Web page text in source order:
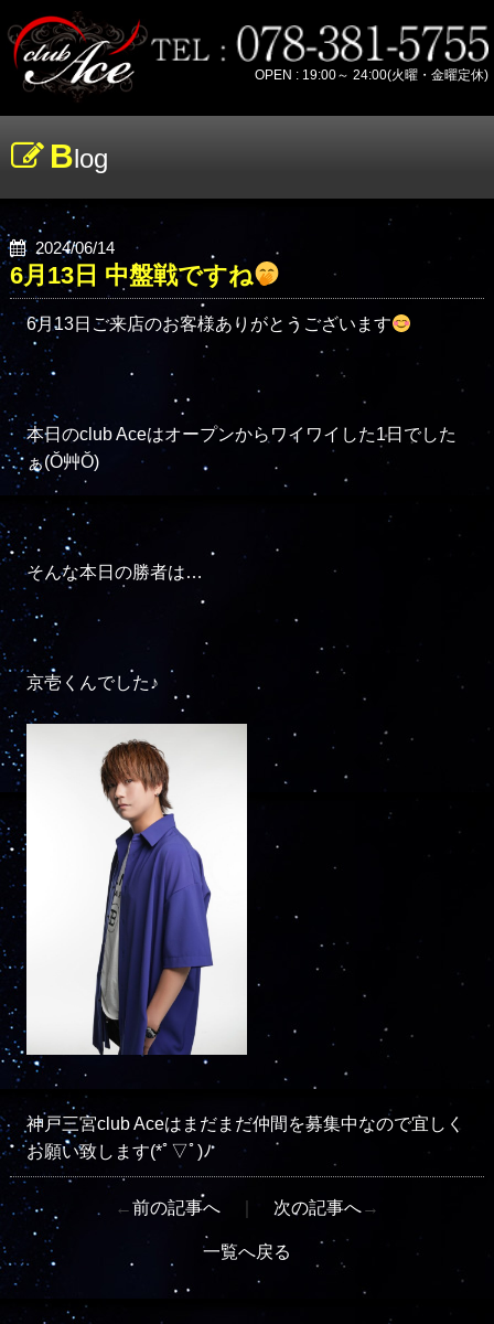
OPEN : 19:00～ 24:00(火曜・金曜定休)
Blog
2024/06/14
6月13日 中盤戦ですね
6月13日ご来店のお客様ありがとうございます
本日のclub Aceはオープンからワイワイした1日でした
ぁ(Ŏ艸Ŏ)
そんな本日の勝者は…
京壱くんでした♪
神戸三宮club Aceはまだまだ仲間を募集中なので宜しく
お願い致します(*ﾟ▽ﾟ)ﾉ
←前の記事へ 次の記事へ→
一覧へ戻る